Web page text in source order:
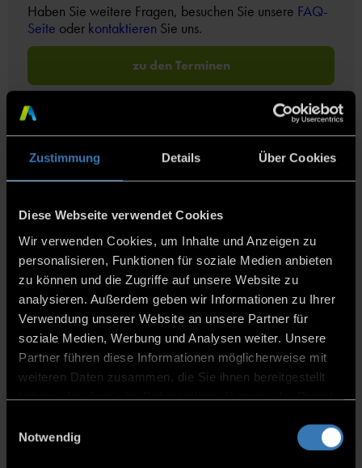
Zustimmung Details Über Cookies
Diese Webseite verwendet Cookies
Wir verwenden Cookies, um Inhalte und Anzeigen zu
personalisieren, Funktionen für soziale Medien anbieten
zu können und die Zugriffe auf unsere Website zu
analysieren. Außerdem geben wir Informationen zu Ihrer
Verwendung unserer Website an unsere Partner für
soziale Medien, Werbung und Analysen weiter. Unsere
Partner führen diese Informationen möglicherweise mit
weiteren Daten zusammen, die Sie ihnen bereitgestellt
haben oder die sie im Rahmen Ihrer Nutzung der Dienste
Notwendig
Haben Sie weitere Fragen, besuchen Sie unsere FAQ-
Seite oder kontaktieren Sie uns.
zu den Terminen
Flyer